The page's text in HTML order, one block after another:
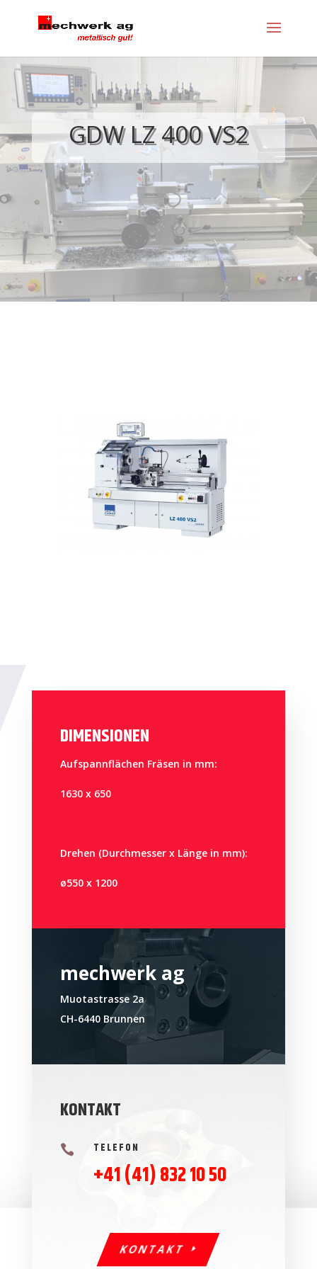
GDW LZ 400 VS2
DIMENSIONEN
Aufspannflächen Fräsen in mm:
1630 x 650
Drehen (Durchmesser x Länge in mm):
ø550 x 1200
mechwerk ag
Muotastrasse 2a
CH-6440 Brunnen
KONTAKT
 TELEFON
+41 (41) 832 10 50
KONTAKT